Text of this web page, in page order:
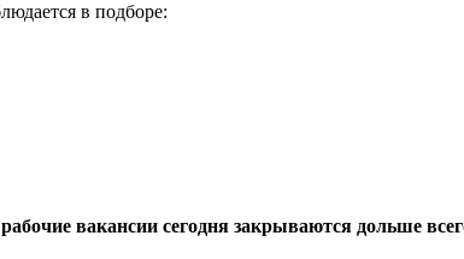
в подборе:
вакансии сегодня закрываются дольше